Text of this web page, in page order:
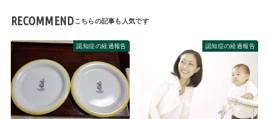
RECOMMEND
認知症の経過報告 認知症の経過報告